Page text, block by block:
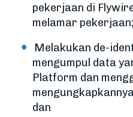
pekerjaan di
melamar pekerjaan;
Melakukan de-
mengumpul data
Platform dan
dan